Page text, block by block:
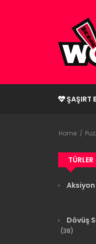
ŞAŞIRT
Home
TÜRLER
Aksiyon
Dövüş
(38)